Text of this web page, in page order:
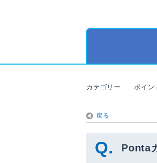
カテゴリー ポイン
戻る
Ponta